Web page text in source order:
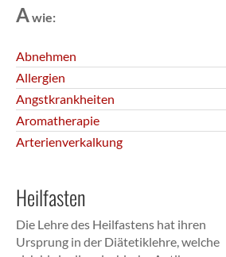
Awie:
Abnehmen
Allergien
Angstkrankheiten
Aromatherapie
Arterienverkalkung
Heilfasten
Die Lehre des Heilfastens hat ihren
Ursprung in der Diätetiklehre, welche